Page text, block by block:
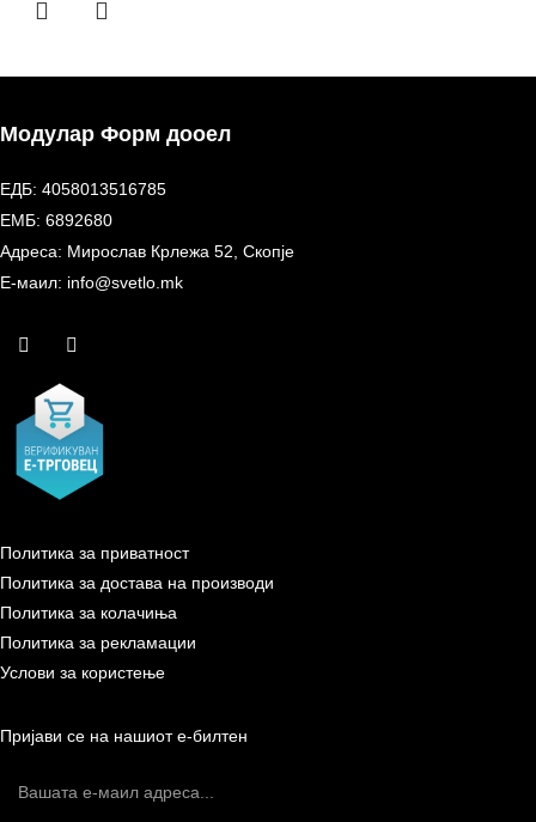
Модулар Форм дооел
ЕДБ: 4058013516785
ЕМБ: 6892680
Адреса: Мирослав Крлежа 52, Скопје
Е-маил: info@svetlo.mk
Политика за приватност
Политика за достава на производи
Политика за колачиња
Политика за рекламации
Услови за користење
Пријави се на нашиот е-билтен